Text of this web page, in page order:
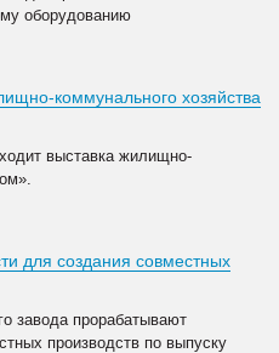
оборудованию
коммунального хозяйства
выставка жилищно-
для создания совместных
завода прорабатывают
производств по выпуску